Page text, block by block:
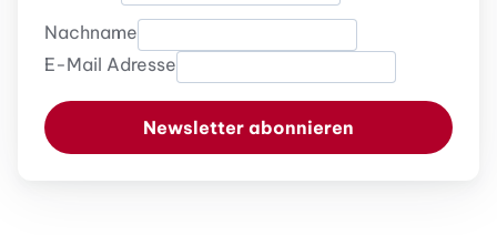
Nachname
E-Mail Adresse
Newsletter abonnieren